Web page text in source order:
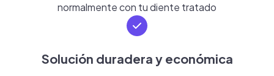
normalmente con tu diente tratado
Solución duradera y económica